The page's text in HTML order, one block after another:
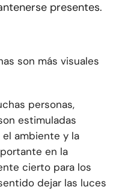
presentes.
son más visuales
personas,
estimuladas
ambiente y la
en la
cierto para los
dejar las luces